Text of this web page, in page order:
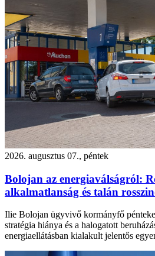
2026. augusztus 07., péntek
Bolojan az energiaválságról:
alkalmatlanság és talán
Ilie Bolojan ügyvivő kormányfő
stratégia hiánya és a halogatott
energiaellátásban kialakult jelentős